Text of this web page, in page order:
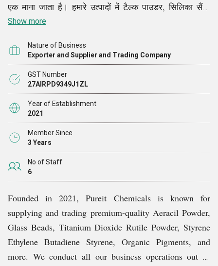
एक माना जाता है। हमारे उत्पादों में टैल्क पाउडर, सिलिका सैंड,
पावर ऑयल, ऑर्गेनिक पिगमेंट, इंडस्ट्रियल रेज़िन और बहुत कुछ
उत्पादकों से प्राप्त करते हैं, जिनके पास व्यापक विनिर्माण विशेषज्ञता
और बाजार का वर्षों का अनुभव है। ये अपने क्षेत्र में पेशेवर हैं, और
हम बाजार का गहन विश्लेषण करने के बाद ही उनके सामान का
अधिग्रहण करते हैं। इसके अतिरिक्त, प्रत्येक उत्पाद को गुणवत्ता
आश्वासन परीक्षणों की एक बैटरी के माध्यम से पेश किया जाता है,
ताकि हमें यह आकलन करने में मदद मिल सके कि इसकी गुणवत्ता का
स्तर अंतर्राष्ट्रीय मानकों को पूरा करता है या नहीं।
Show more
Nature of Business
Exporter and Supplier and Trading Company
GST Number
27AIRPD9349J1ZL
Year of Establishment
2021
Member Since
3 Years
No of Staff
6
Founded in 2021, Pureit Chemicals is known for
supplying and trading premium-quality Aeracil Powder,
Glass Beads, Titanium Dioxide Rutile Powder, Styrene
Ethylene Butadiene Styrene, Organic Pigments, and
more. We conduct all our business operations out of